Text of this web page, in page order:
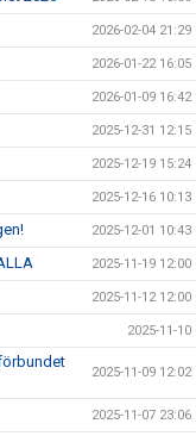
2026-02-04 21:29
2026-01-22 16:05
2026-01-09 16:42
2025-12-31 12:15
2025-12-19 15:24
2025-12-16 10:13
2025-12-01 10:43
2025-11-19 12:00
2025-11-12 12:00
2025-11-10
2025-11-09 12:02
2025-11-07 23:06